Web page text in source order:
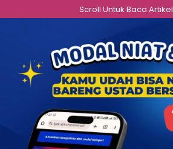
to
Scroll Untuk Baca Artikel